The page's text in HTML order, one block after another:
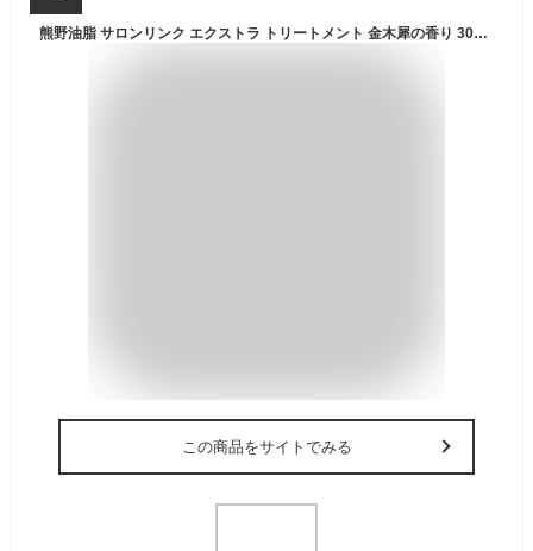
熊野油脂 サロンリンク エクストラ トリートメント 金木犀の香り 300g【ドラッグストア】【ゆうパック対応】
この商品をサイトでみる